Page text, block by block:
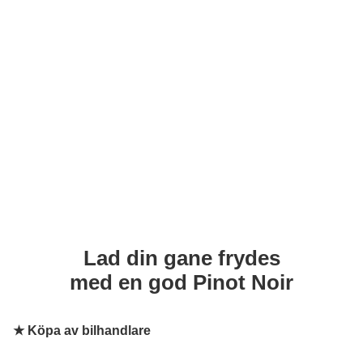
Lad din gane frydes
med en god Pinot Noir
★ Köpa av bilhandlare